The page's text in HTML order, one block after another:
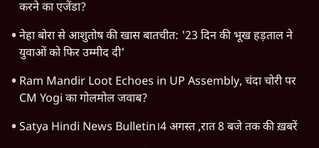
करने का एजेंडा?
नेहा बोरा से आशुतोष की खास बातचीत: '23 दिन की भूख हड़ताल ने
युवाओं को फिर उम्मीद दी'
Ram Mandir Loot Echoes in UP Assembly, चंदा चोरी पर
CM Yogi का गोलमोल जवाब?
Satya Hindi News Bulletin।4 अगस्त ,रात 8 बजे तक की ख़बरें